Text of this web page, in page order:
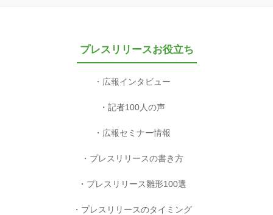
プレスリリースお役立ち
広報インタビュー
記者100人の声
広報セミナー情報
プレスリリースの書き方
プレスリリース雛形100選
プレスリリースのタイミング